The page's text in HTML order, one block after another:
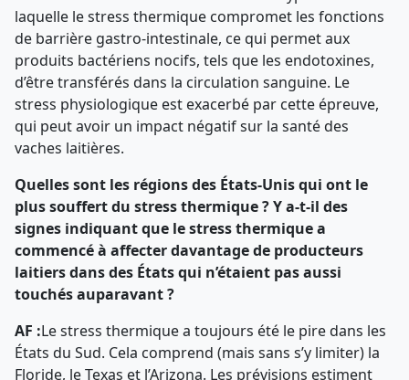
laquelle le stress thermique compromet les fonctions
de barrière gastro-intestinale, ce qui permet aux
produits bactériens nocifs, tels que les endotoxines,
d’être transférés dans la circulation sanguine. Le
stress physiologique est exacerbé par cette épreuve,
qui peut avoir un impact négatif sur la santé des
vaches laitières.
Quelles sont les régions des États-Unis qui ont le
plus souffert du stress thermique ? Y a-t-il des
signes indiquant que le stress thermique a
commencé à affecter davantage de producteurs
laitiers dans des États qui n’étaient pas aussi
touchés auparavant ?
AF :Le stress thermique a toujours été le pire dans les
États du Sud. Cela comprend (mais sans s’y limiter) la
Floride, le Texas et l’Arizona. Les prévisions estiment